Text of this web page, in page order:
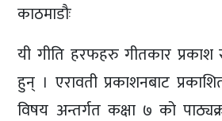
काठमाडौः
यी गीति हरफहरु गीतकार
हुन् । एरावती प्रकाशनबाट
विषय अन्तर्गत कक्षा ७ को